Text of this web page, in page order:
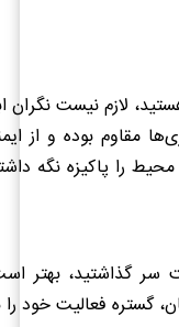
لازم نیست نگران
مقاوم بوده و از
را پاکیزه نگه
گذاشتید، بهتر است
گستره فعالیت خود را